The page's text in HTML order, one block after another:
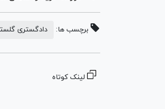
برچسب ها: دادگستری
لینک کوتاه